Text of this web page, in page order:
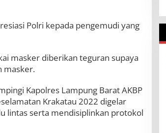
Polri kepada pengemudi yang
masker diberikan teguran supaya
masker.
Kapolres Lampung Barat AKBP
Krakatau 2022 digelar
lintas serta mendisiplinkan protokol